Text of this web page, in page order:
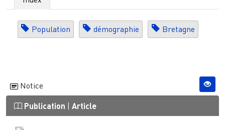
Population démographie Bretagne
Notice
Publication | Article